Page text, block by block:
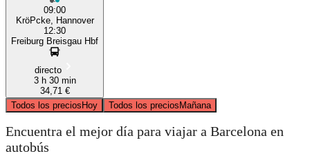
09:00
KröPcke, Hannover
12:30
Freiburg Breisgau Hbf
directo
3 h 30 min
34,71 €
Todos los preciosHoy Todos los preciosMañana
Encuentra el mejor día para viajar a Barcelona en
autobús